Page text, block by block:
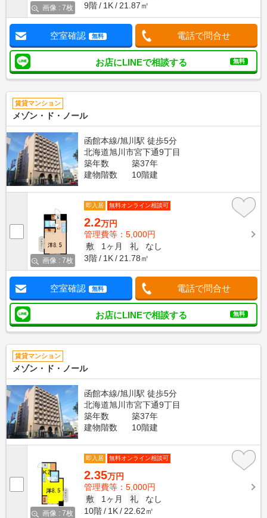
画像 : 7枚
9階
1K 21.87㎡
空室確認 無料 電話で問合せ
お店にLINEで相談する 無料
賃貸マンション
メゾン・ド・ノール
函館本線/旭川駅 徒歩5分
北海道旭川市宮下通9丁目
築年数
築37年
建物階数
10階建
画像 : 7枚
即入居 無料オンライン相談可
2.2万円
管理費等：5,000円
敷
1ヶ月 礼
なし
3階
1K 21.78㎡
空室確認 無料 電話で問合せ
お店にLINEで相談する 無料
賃貸マンション
メゾン・ド・ノール
函館本線/旭川駅 徒歩5分
北海道旭川市宮下通9丁目
築年数
築37年
建物階数
10階建
画像 : 7枚
即入居 無料オンライン相談可
2.35万円
管理費等：5,000円
敷
1ヶ月 礼
なし
10階
1K 22.62㎡